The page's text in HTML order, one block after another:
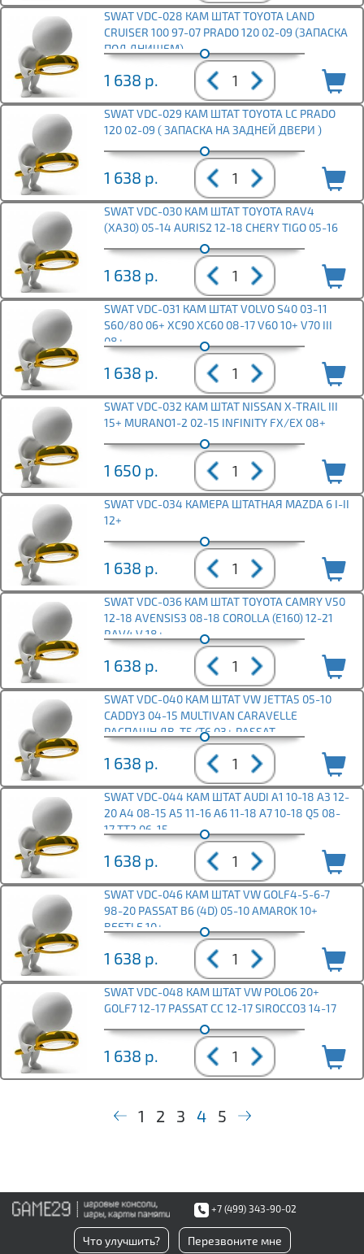
SWAT VDC-028 КАМ ШТАТ TOYOTA LAND
CRUISER 100 97-07 PRADO 120 02-09 (ЗАПАСКА
ПОД ДНИЩЕМ)
1 638 р.
SWAT VDC-029 КАМ ШТАТ TOYOTA LC PRADO
120 02-09 ( ЗАПАСКА НА ЗАДНЕЙ ДВЕРИ )
1 638 р.
SWAT VDC-030 КАМ ШТАТ TOYOTA RAV4
(XA30) 05-14 AURIS2 12-18 CHERY TIGO 05-16
1 638 р.
SWAT VDC-031 КАМ ШТАТ VOLVO S40 03-11
S60/80 06+ XC90 XC60 08-17 V60 10+ V70 III
08+
1 638 р.
SWAT VDC-032 КАМ ШТАТ NISSAN X-TRAIL III
15+ MURANO1-2 02-15 INFINITY FX/EX 08+
1 650 р.
SWAT VDC-034 КАМЕРА ШТАТНАЯ MAZDA 6 I-II
12+
1 638 р.
SWAT VDC-036 КАМ ШТАТ TOYOTA CAMRY V50
12-18 AVENSIS3 08-18 COROLLA (E160) 12-21
RAV4 V 18+
1 638 р.
SWAT VDC-040 КАМ ШТАТ VW JETTA5 05-10
CADDY3 04-15 MULTIVAN CARAVELLE
РАСПАШН ДВ. T5/T6 03+ PASSAT
1 638 р.
SWAT VDC-044 КАМ ШТАТ AUDI A1 10-18 A3 12-
20 A4 08-15 A5 11-16 A6 11-18 A7 10-18 Q5 08-
17 TT2 06-15
1 638 р.
SWAT VDC-046 КАМ ШТАТ VW GOLF4-5-6-7
98-20 PASSAT B6 (4D) 05-10 AMAROK 10+
BEETLE 10+
1 638 р.
SWAT VDC-048 КАМ ШТАТ VW POLO6 20+
GOLF7 12-17 PASSAT CC 12-17 SIROCCO3 14-17
1 638 р.
1 2 3 4 5
+7 (499) 343-90-02
Что улучшить? Перезвоните мне